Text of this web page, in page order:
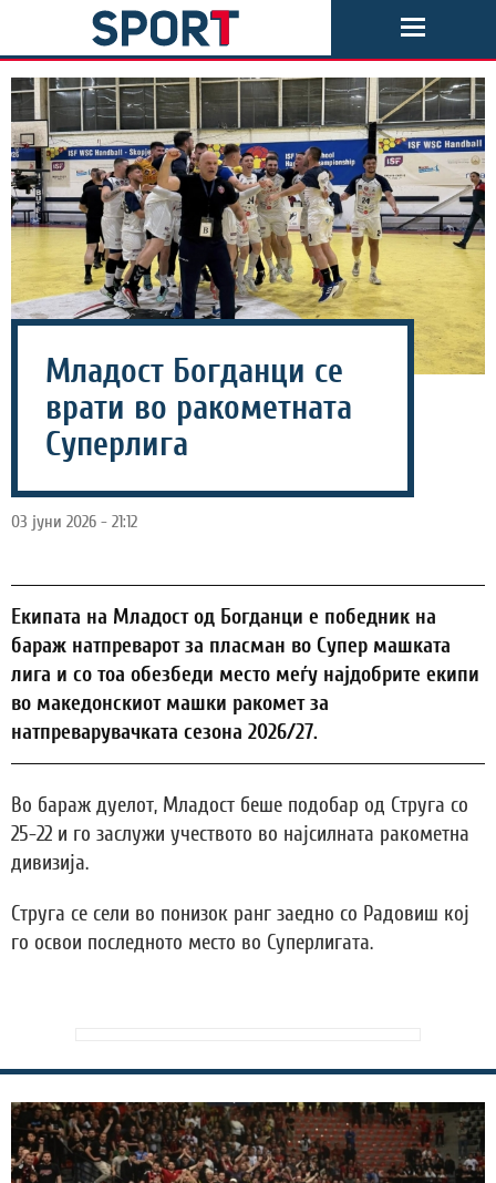
Младост Богданци се
врати во ракометната
Суперлига
03 јуни 2026 - 21:12
Екипата на Младост од Богданци е победник на
бараж натпреварот за пласман во Супер машката
лига и со тоа обезбеди место меѓу најдобрите екипи
во македонскиот машки ракомет за
натпреварувачката сезона 2026/27.
Во бараж дуелот, Младост беше подобар од Струга со
25-22 и го заслужи учеството во најсилната ракометна
дивизија.
Струга се сели во понизок ранг заедно со Радовиш кој
го освои последното место во Суперлигата.